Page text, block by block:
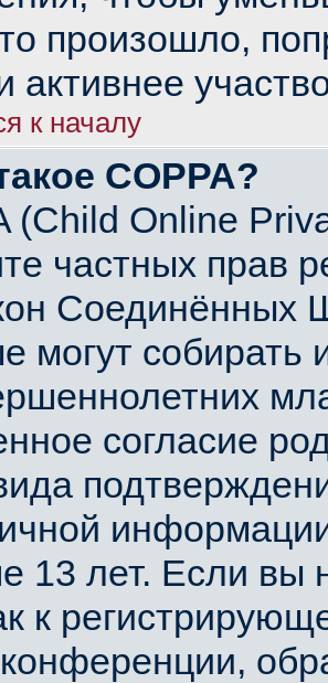
произошло,
активнее
к началу
COPPA?
(Child Online
частных прав
Соединённых
могут
согласие
13 лет. Если вы
к